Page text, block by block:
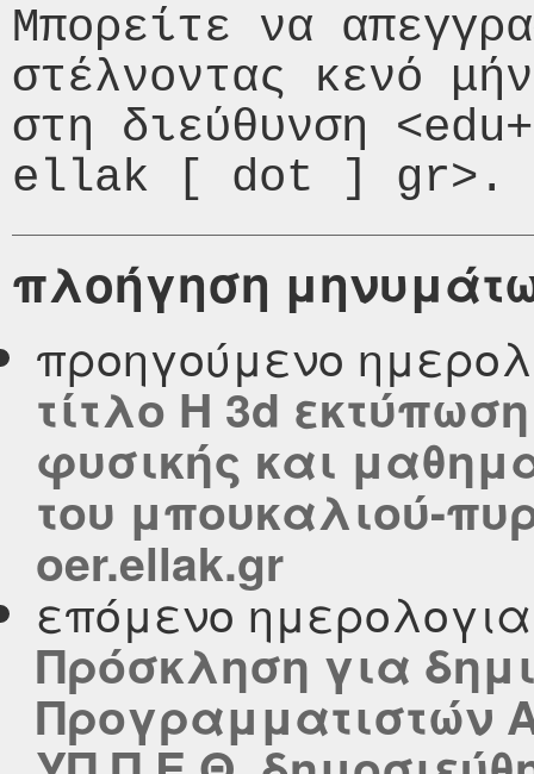
Μπορείτε να
στέλνοντας κενό
στη διεύθυνση
πλοήγηση
προηγούμενο
τίτλο Η 3d
φυσικής και
του μπουκαλιού-
oer.ellak.gr
επόμενο
Πρόσκληση για
Προγραμματιστών